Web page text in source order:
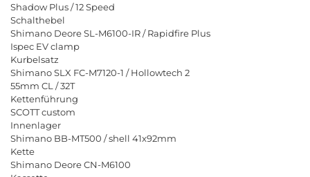
Shadow Plus / 12 Speed
Schalthebel
Shimano Deore SL-M6100-IR / Rapidfire Plus
Ispec EV clamp
Kurbelsatz
Shimano SLX FC-M7120-1 / Hollowtech 2
55mm CL / 32T
Kettenführung
SCOTT custom
Innenlager
Shimano BB-MT500 / shell 41x92mm
Kette
Shimano Deore CN-M6100